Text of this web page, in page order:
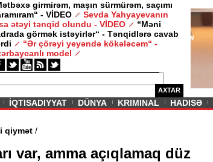
girmirəm, maşın sürmürəm, saçımı
- VİDEO
Sevda Yahyayevanın
ətəyi tənqid olundu - VİDEO
“Məni
görmək istəyirlər“ - Tənqidlərə cavab
“Ər çörəyi yeyəndə kökələcəm“ -
model
AXTAR
İQTISADIYYAT DÜNYA KRIMINAL HADISƏ
- Yeni qiymət
var, amma açıqlamaq düz